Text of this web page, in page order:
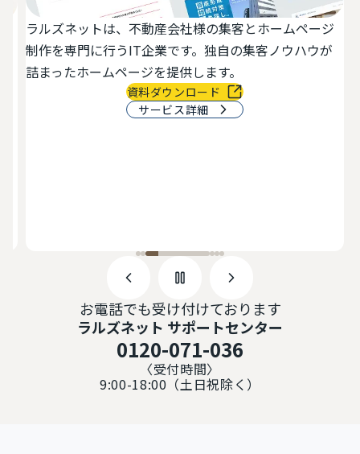
ラルズネットは、不動産会社様の集客とホームページ
制作を専門に行うIT企業です。独自の集客ノウハウが
詰まったホームページを提供します。
資料ダウンロード
サービス詳細
お電話でも受け付けております
ラルズネット サポートセンター
0120-071-036
〈受付時間〉
9:00-18:00（土日祝除く）